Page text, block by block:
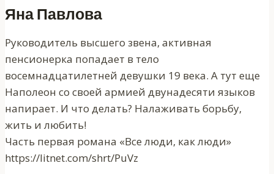
Яна Павлова
Руководитель высшего звена, активная
пенсионерка попадает в тело
восемнадцатилетней девушки 19 века. А тут еще
Наполеон со своей армией двунадесяти языков
напирает. И что делать? Налаживать борьбу,
жить и любить!
Часть первая романа «Все люди, как люди»
https://litnet.com/shrt/PuVz